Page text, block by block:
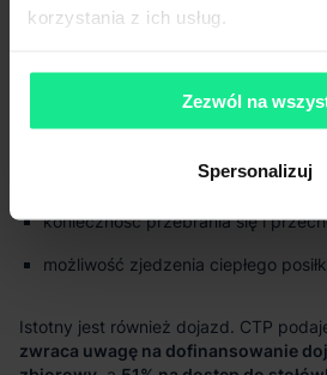
korzystania z ich usług.
Zezwól na
Spersonalizuj
magazynu
zmianowość,
przerwy w tych samych oknach
konieczność przebrania się i
możliwość zjedzenia ciepłego
zwraca uwagę na dofinansowanie